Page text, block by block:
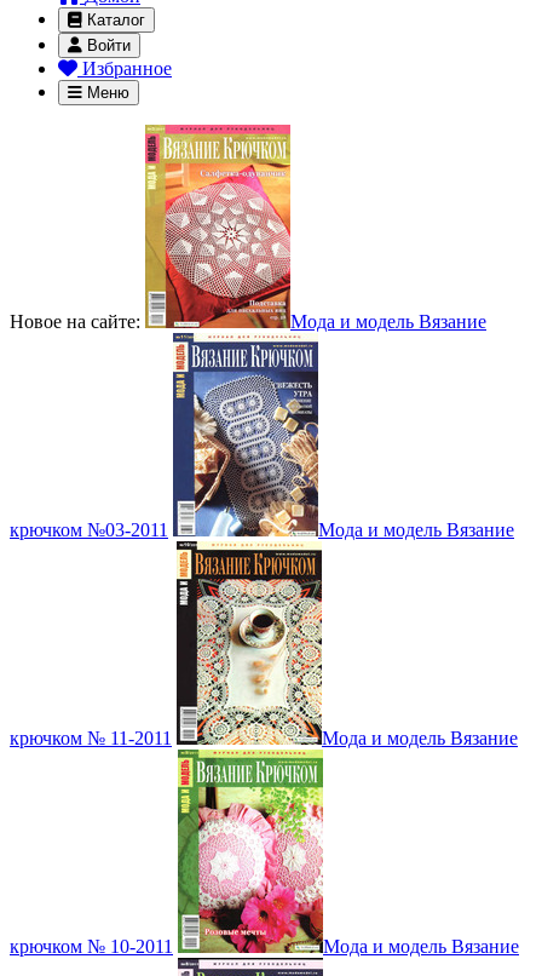
Каталог
Войти
Избранное
Меню
Новое на сайте: Мода и модель Вязание
крючком №03-2011 Мода и модель Вязание
крючком № 11-2011 Мода и модель Вязание
крючком № 10-2011 Мода и модель Вязание